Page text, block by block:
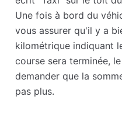
Une fois à bord du
vous assurer qu'il y a
kilométrique indiquant
course sera terminée,
demander que la
pas plus.